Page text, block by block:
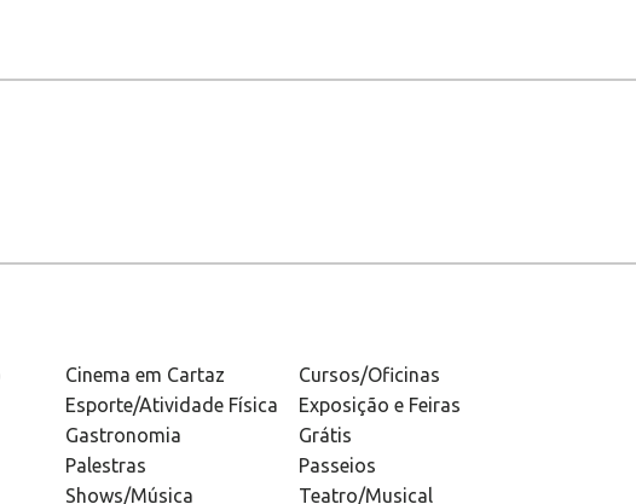
Cinema em Cartaz
Cursos/Oficinas
Esporte/Atividade Física
Exposição e Feiras
Gastronomia
Grátis
Palestras
Passeios
Shows/Música Teatro/Musical